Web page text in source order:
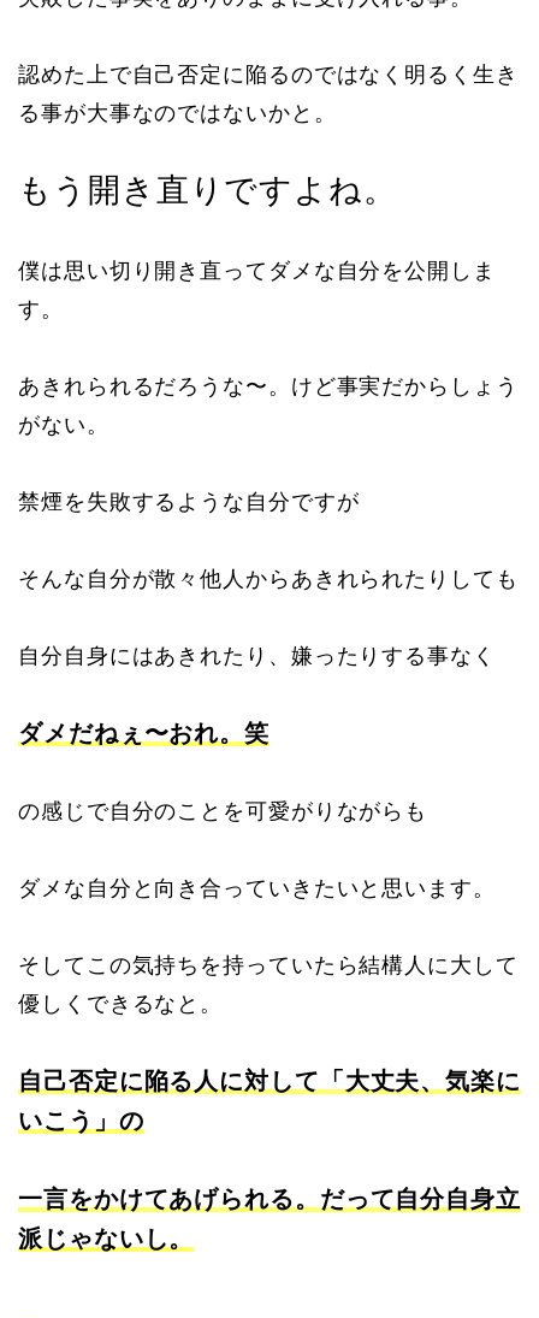
認めた上で自己否定に陥るのではなく明るく生き
る事が大事なのではないかと。
もう開き直りですよね。
僕は思い切り開き直ってダメな自分を公開しま
す。
あきれられるだろうな〜。けど事実だからしょう
がない。
禁煙を失敗するような自分ですが
そんな自分が散々他人からあきれられたりしても
自分自身にはあきれたり、嫌ったりする事なく
ダメだねぇ〜おれ。笑
の感じで自分のことを可愛がりながらも
ダメな自分と向き合っていきたいと思います。
そしてこの気持ちを持っていたら結構人に大して
優しくできるなと。
自己否定に陥る人に対して「大丈夫、気楽に
いこう」の
一言をかけてあげられる。だって自分自身立
派じゃないし。